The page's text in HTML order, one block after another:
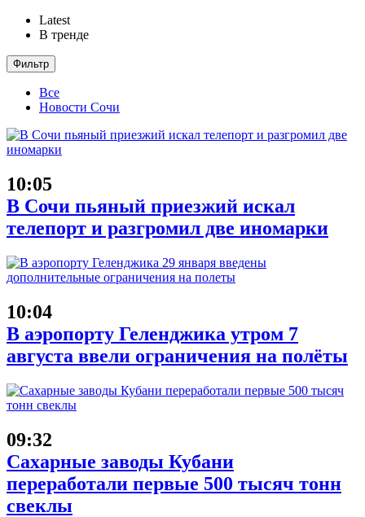
Latest
В тренде
Фильтр
Все
Новости Сочи
10:05
В Сочи пьяный приезжий искал
телепорт и разгромил две иномарки
10:04
В аэропорту Геленджика утром 7
августа ввели ограничения на полёты
09:32
Сахарные заводы Кубани
переработали первые 500 тысяч тонн
свеклы